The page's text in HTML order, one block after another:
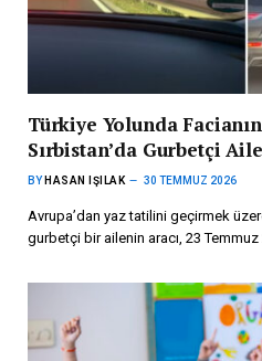
Türkiye Yolunda
Sırbistan’da Gurbetçi
BY HASAN IŞILAK 30 TEMMUZ 2026
Avrupa’dan yaz tatilini geçirmek
gurbetçi bir ailenin aracı, 23 Temmuz